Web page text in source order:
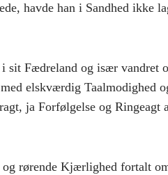
havde han i Sandhed ikke
sit Fædreland og især vandret
elskværdig Taalmodighed
ja Forfølgelse og Ringeagt
og rørende Kjærlighed fortalt